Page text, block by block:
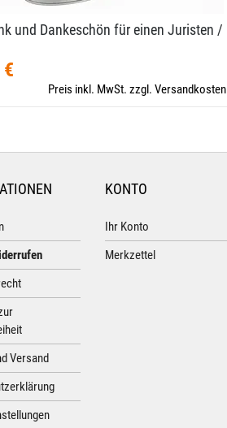
und Dankeschön für einen Juristen /
Preis inkl. MwSt. zzgl. Versandkosten
Versand
KONTO
Ihr Konto
Merkzettel